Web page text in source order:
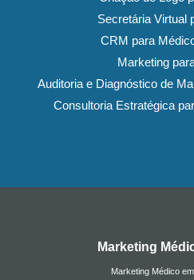
Secretária Virtual
CRM para
Marketing
Auditoria e Diagnóstico de
Consultoria Estratégica
Marketing
Marketing Médico